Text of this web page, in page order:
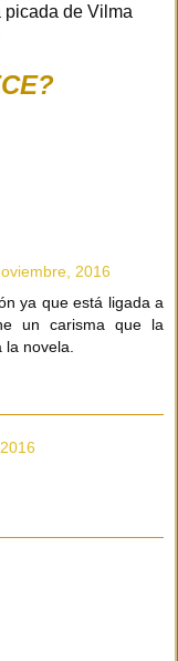
picada de Vilma
2016
ya que está ligada a
un carisma que la
la novela.